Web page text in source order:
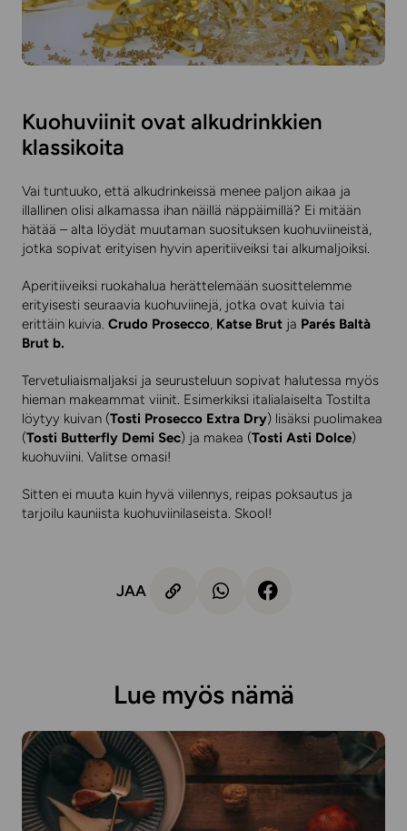
Kuohuviinit ovat alkudrinkkien
klassikoita
Vai tuntuuko, että alkudrinkeissä menee paljon aikaa ja
illallinen olisi alkamassa ihan näillä näppäimillä? Ei mitään
hätää – alta löydät muutaman suosituksen kuohuviineistä,
jotka sopivat erityisen hyvin aperitiiveiksi tai alkumaljoiksi.
Aperitiiveiksi ruokahalua herättelemään suosittelemme
erityisesti seuraavia kuohuviinejä, jotka ovat kuivia tai
erittäin kuivia. Crudo Prosecco, Katse Brut ja Parés Baltà
Brut b.
Tervetuliaismaljaksi ja seurusteluun sopivat halutessa myös
hieman makeammat viinit. Esimerkiksi italialaiselta Tostilta
löytyy kuivan (Tosti Prosecco Extra Dry) lisäksi puolimakea
(Tosti Butterfly Demi Sec) ja makea (Tosti Asti Dolce)
kuohuviini. Valitse omasi!
Sitten ei muuta kuin hyvä viilennys, reipas poksautus ja
tarjoilu kauniista kuohuviinilaseista. Skool!
JAA
Lue myös nämä